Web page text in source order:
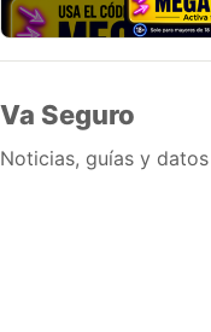
Va Seguro
Noticias, guías y